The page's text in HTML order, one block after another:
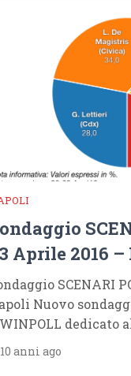
Aprile 2016
SCENARI
Nuovo
dedicato
anni ago